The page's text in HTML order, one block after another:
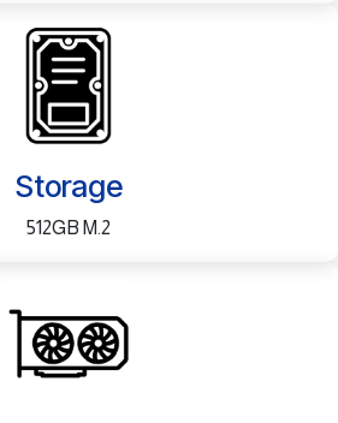
Storage
512GB M.2